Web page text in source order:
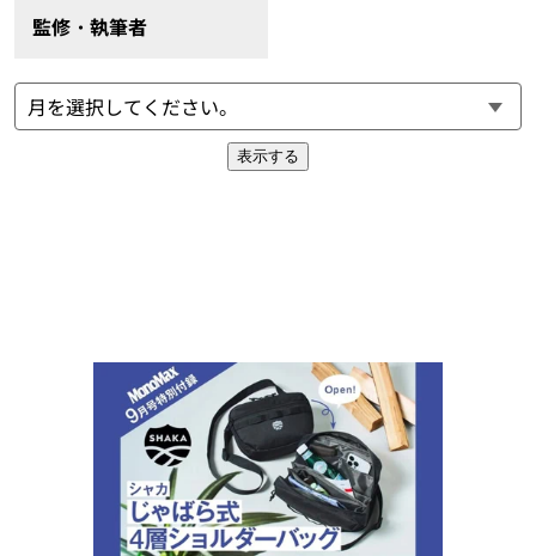
監修・執筆者
表示する